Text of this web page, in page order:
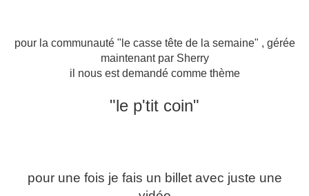
pour la communauté "le casse tête de la semaine" , gérée
maintenant par Sherry
il nous est demandé comme thème
"le p'tit coin"
pour une fois je fais un billet avec juste une